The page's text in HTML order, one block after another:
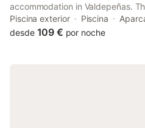
accommodation in Valdepeñas.
private parking and private
Piscina exterior Piscina
desde 109 € por noche